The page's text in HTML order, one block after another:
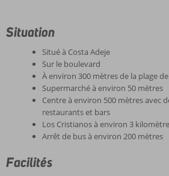
Situation
Situé à Costa Adeje
Sur le boulevard
À environ 300 mètres de la plage
Supermarché à environ 50 mètres
Centre à environ 500 mètres avec
restaurants et bars
Los Cristianos à environ 3
Arrêt de bus à environ 200 mètres
Facilités